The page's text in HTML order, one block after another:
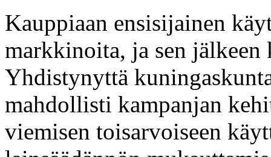
Kauppiaan ensisijainen
markkinoita, ja sen jälkeen
Yhdistynyttä
mahdollisti kampanjan
viemisen toisarvoiseen